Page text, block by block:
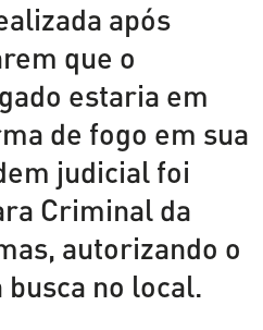
após
que o
estaria em
de fogo em sua
judicial foi
Criminal da
autorizando o
no local.